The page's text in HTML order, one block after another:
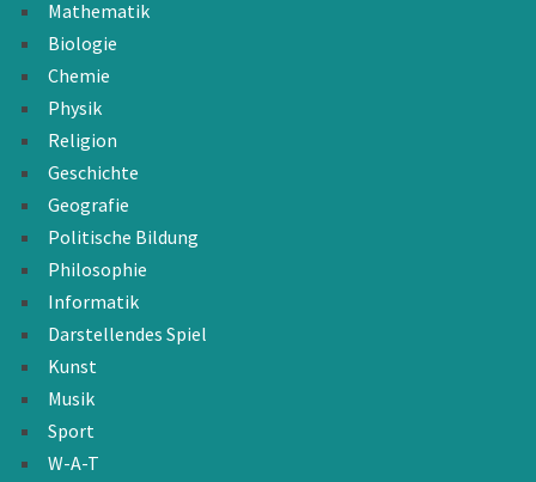
Mathematik
Biologie
Chemie
Physik
Religion
Geschichte
Geografie
Politische Bildung
Philosophie
Informatik
Darstellendes Spiel
Kunst
Musik
Sport
W-A-T